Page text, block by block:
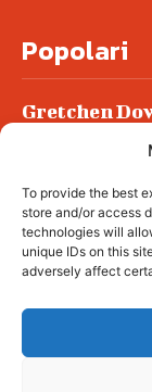
To provide the best
store and/or access
technologies will
unique IDs on this
adversely affect
Popolari
Gretchen
Podlech, il
all’ergastolo
Era